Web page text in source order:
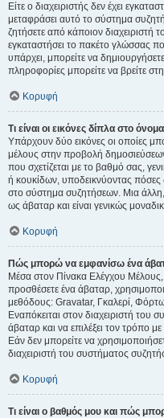
Είτε ο διαχειριστής δεν έχει
μεταφράσει αυτό το σύστημα
ζητήσετε από κάποιον
εγκαταστήσει το πακέτο γλώσσας
υπάρχει, μπορείτε να
πληροφορίες μπορείτε να βρείτε
Κορυφή
Τι είναι οι εικόνες δίπλα στο
Υπάρχουν δύο εικόνες οι οποίες
μέλους στην προβολή
που σχετίζεται με το βαθμό σας,
ή κουκίδων, υποδεικνύοντας πόσες
στο σύστημα συζητήσεων. Μια
ως άβαταρ και είναι γενικώς
Κορυφή
Πώς μπορώ να εμφανίσω ένα
Μέσα στον Πίνακα Ελέγχου Μέλους,
προσθέσετε ένα άβαταρ,
μεθόδους: Gravatar, Γκαλερί,
Εναπόκειται στον διαχειριστή του
άβαταρ και να επιλέξει τον τρόπο
Εάν δεν μπορείτε να
διαχειριστή του συστήματος
Κορυφή
Τι είναι ο βαθμός μου και πώς